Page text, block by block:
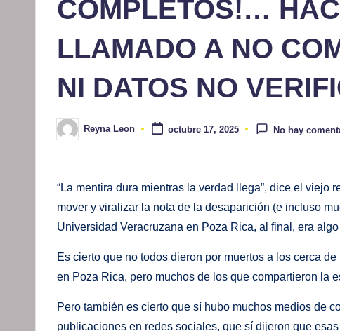
COMPLETOS!…
LLAMADO A NO
NI DATOS NO
Publicado
por
Reyna Leon octubre 17, 2025 No hay
“La mentira dura mientras la verdad llega”, dice el viejo
mover y viralizar la nota de la desaparición (e incluso
Universidad Veracruzana en Poza Rica, al final, era
Es cierto que no todos dieron por muertos a los cerca
en Poza Rica, pero muchos de los que compartieron la
Pero también es cierto que sí hubo muchos medios de
publicaciones en redes sociales, que sí dijeron que